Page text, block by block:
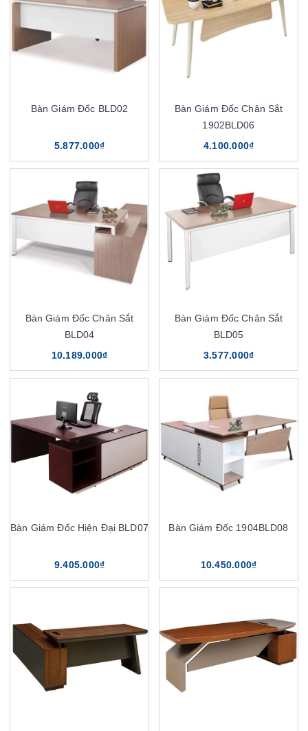
Bàn Giám Đốc BLD02
5.877.000₫
Bàn Giám Đốc Chân Sắt
1902BLD06
4.100.000₫
Bàn Giám Đốc Chân Sắt
BLD04
10.189.000₫
Bàn Giám Đốc Chân Sắt
BLD05
3.577.000₫
Bàn Giám Đốc Hiện Đại BLD07
9.405.000₫
Bàn Giám Đốc 1904BLD08
10.450.000₫